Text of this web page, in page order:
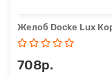
Желоб Docke Lux
708р.